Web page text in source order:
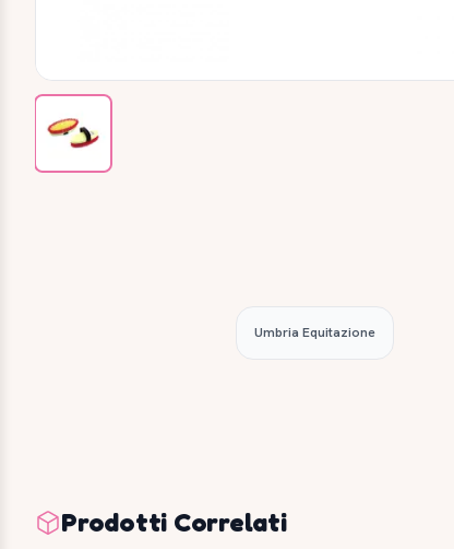
Umbria Equitazione
Prodotti Correlati